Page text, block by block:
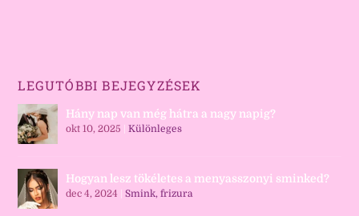
LEGUTÓBBI BEJEGYZÉSEK
Hány nap van még hátra a nagy napig?
okt 10, 2025 |Különleges
Hogyan lesz tökéletes a menyasszonyi sminked?
dec 4, 2024 |Smink, frizura